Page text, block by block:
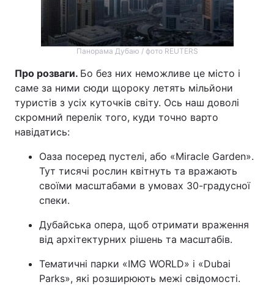
Панорама Дубаю / фото REUTERS
Про розваги. Бо без них неможливе це місто і
саме за ними сюди щороку летять мільйони
туристів з усіх куточків світу. Ось наш доволі
скромний перелік того, куди точно варто
навідатись:
Оаза посеред пустелі, або «Miracle Garden».
Тут тисячі рослин квітнуть та вражають
своїми масштабами в умовах 30-градусної
спеки.
Дубайська опера, щоб отримати враження
від архітектурних рішень та масштабів.
Тематичні парки «IMG WORLD» і «Dubai
Parks», які розширюють межі свідомості.